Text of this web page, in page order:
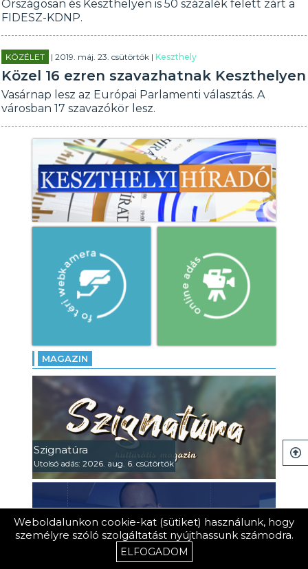
Országosan és Keszthelyen is 50 százalék felett zárt a
FIDESZ-KDNP.
KÖZÉLET | 2019. máj. 23. csütörtök |Keszthely
Közel 16 ezren szavazhatnak Keszthelyen
Vasárnap lesz az Európai Parlamenti választás. A
városban 17 szavazókör lesz.
MAGAZIN
Szignatúra
Utolsó adás: 2026. aug. 6. csütörtök
Keszthelyi Szemmel
Weboldalunkon cookie-kat (sütiket) használunk, hogy
személyre szóló szolgáltatást nyújthassunk számodra.
ELFOGADOM